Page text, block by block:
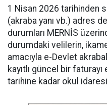
1 Nisan 2026 tarihinden
(akraba yanı vb.) adres
durumları MERNİS
durumdaki velilerin,
amacıyla e-Devlet
kayıtlı güncel bir faturayı
tarihine kadar okul